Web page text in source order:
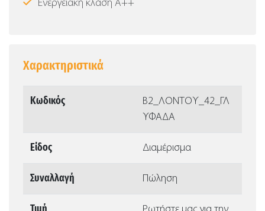
Ενεργειακή κλάση Α++
Χαρακτηριστικά
Κωδικός
Β2_ΛΟΝΤΟΥ_42_ΓΛ
ΥΦΑΔΑ
Είδος Διαμέρισμα
Συναλλαγή Πώληση